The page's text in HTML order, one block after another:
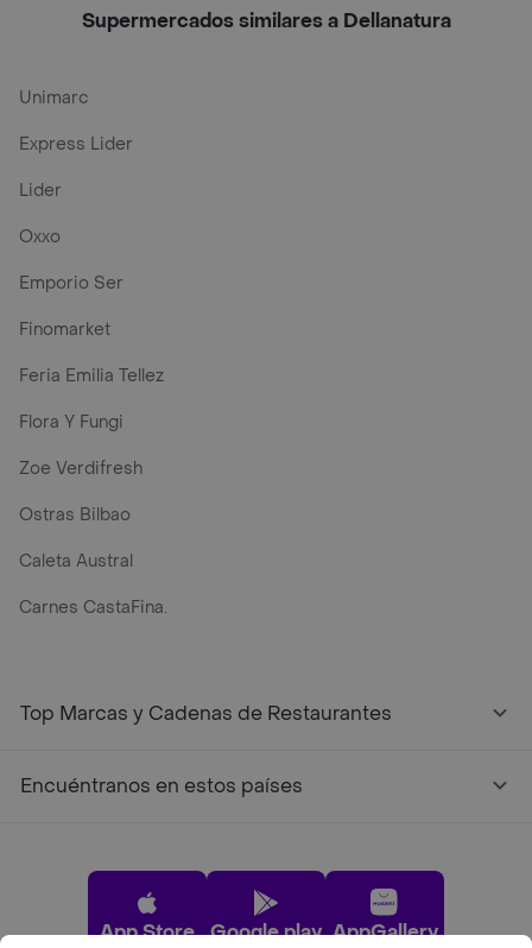
Supermercados similares a Dellanatura
Unimarc
Express Lider
Lider
Oxxo
Emporio Ser
Finomarket
Feria Emilia Tellez
Flora Y Fungi
Zoe Verdifresh
Ostras Bilbao
Caleta Austral
Carnes CastaFina.
Top Marcas y Cadenas de Restaurantes
Encuéntranos en estos países
App Store Google play AppGallery